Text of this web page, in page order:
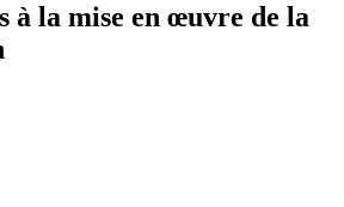
à la mise en œuvre de la